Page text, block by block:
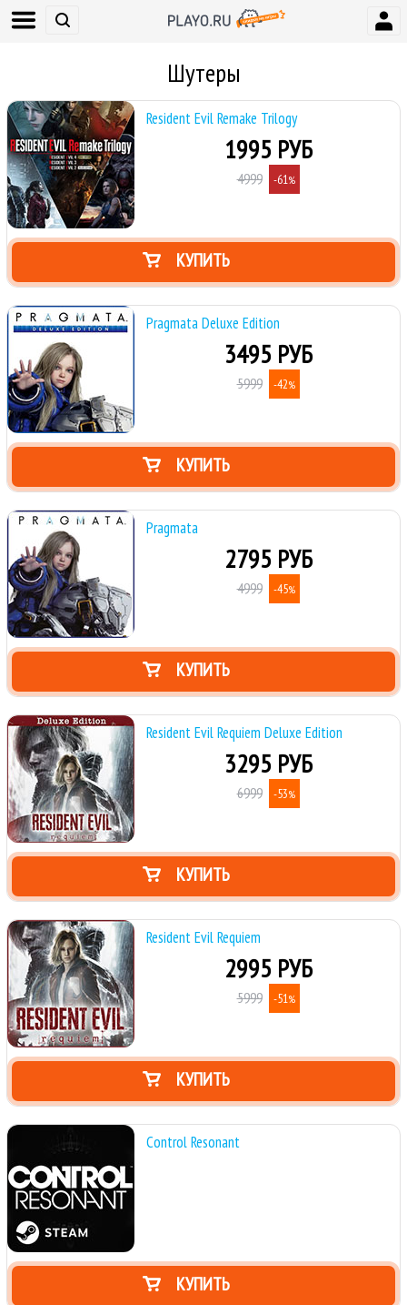
Шутеры
Resident Evil Remake Trilogy
1995 РУБ
4999 -61%
КУПИТЬ
Pragmata Deluxe Edition
3495 РУБ
5999 -42%
КУПИТЬ
Pragmata
2795 РУБ
4999 -45%
КУПИТЬ
Resident Evil Requiem Deluxe Edition
3295 РУБ
6999 -53%
КУПИТЬ
Resident Evil Requiem
2995 РУБ
5999 -51%
КУПИТЬ
Control Resonant
КУПИТЬ